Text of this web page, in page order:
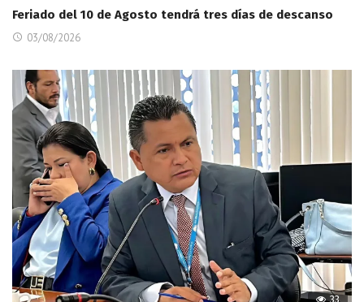
Feriado del 10 de Agosto tendrá tres días de descanso
03/08/2026